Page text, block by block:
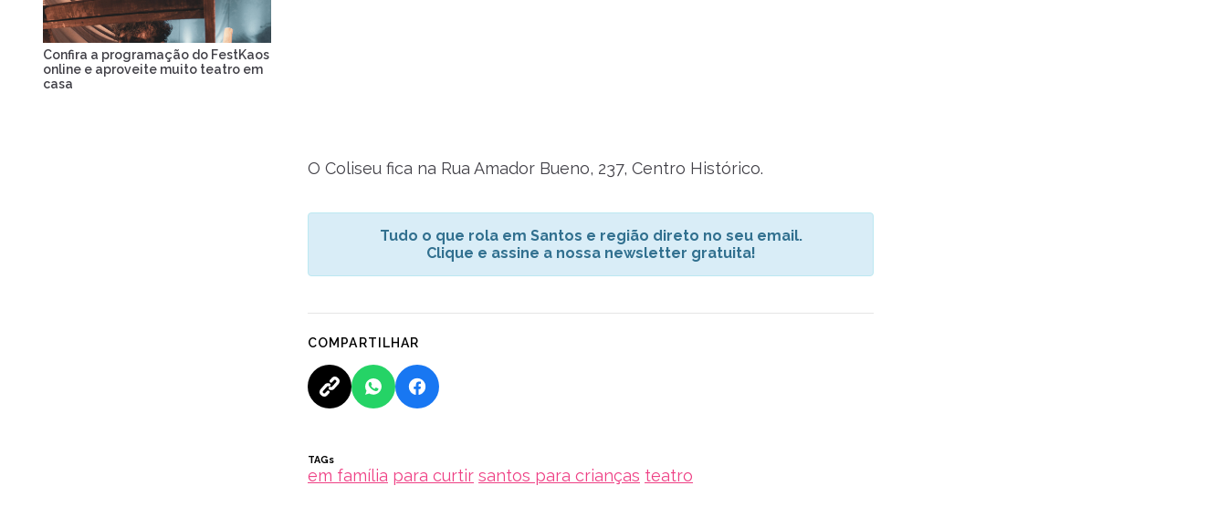
O Coliseu fica na Rua Amador Bueno, 237, Centro Histórico.
Tudo o que rola em Santos e região direto no seu email.
Clique e assine a nossa newsletter gratuita!
COMPARTILHAR
TAGs
em família para curtir santos para crianças teatro
Confira a programação do FestKaos
online e aproveite muito teatro em
casa